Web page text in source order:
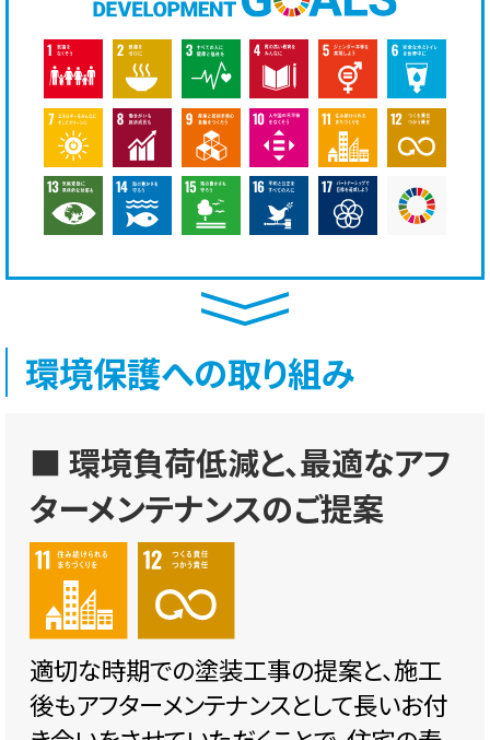
環境保護への取り組み
■ 環境負荷低減と、最適なアフ
ターメンテナンスのご提案
適切な時期での塗装工事の提案と、施工
後もアフターメンテナンスとして長いお付